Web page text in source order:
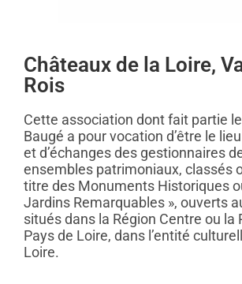
Châteaux de la Loire,
Rois
Cette association dont fait partie
Baugé a pour vocation d’être le
et d’échanges des gestionnaires
ensembles patrimoniaux, classés
titre des Monuments Historiques
Jardins Remarquables », ouverts
situés dans la Région Centre ou la
Pays de Loire, dans l’entité
Loire.